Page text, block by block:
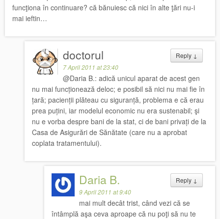
funcţiona în continuare? că bănuiesc că nici în alte ţări nu-i
mai ieftin…
Reply ↓
doctorul
7 April 2011 at 23:40
@Daria B.: adică unicul aparat de acest gen
nu mai funcționează deloc; e posibil să nici nu mai fie în
țară; pacienții plăteau cu siguranță, problema e că erau
prea puțini, iar modelul economic nu era sustenabil; şi
nu e vorba despre bani de la stat, ci de bani privați de la
Casa de Asigurări de Sănătate (care nu a aprobat
coplata tratamentului).
Reply ↓
Daria B.
9 April 2011 at 9:40
mai mult decât trist, când vezi că se
întâmplă aşa ceva aproape că nu poţi să nu te